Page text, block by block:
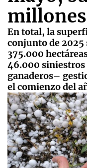
millones
En total, la
conjunto de 2025
375.000
46.000
ganaderos–
el comienzo del